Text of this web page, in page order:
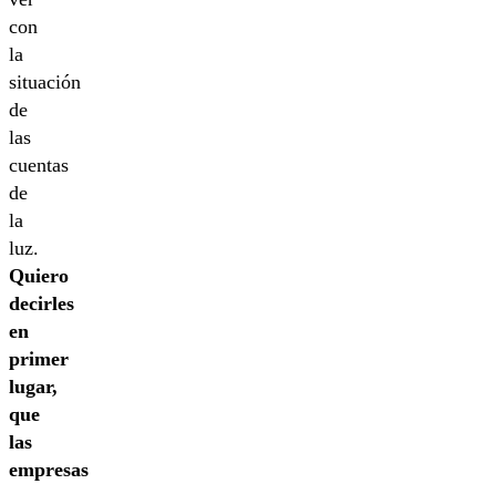
con
la
situación
de
las
cuentas
de
la
luz.
Quiero
decirles
en
primer
lugar,
que
las
empresas